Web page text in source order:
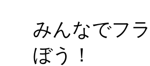
みんなでフ
ぼう！